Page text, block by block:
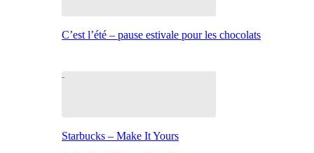
C’est l’été – pause estivale pour les chocolats
Starbucks – Make It Yours